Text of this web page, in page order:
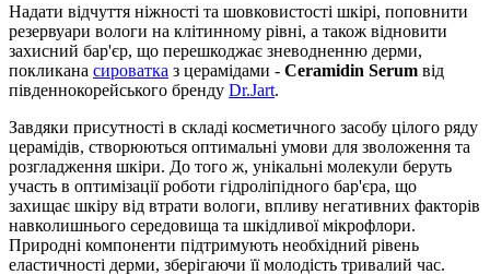
Надати відчуття ніжності та шовковистості шкірі, поповнити
резервуари вологи на клітинному рівні, а також відновити
захисний бар'єр, що перешкоджає зневодненню дерми,
покликана сироватка з церамідами - Ceramidin Serum від
південнокорейського бренду Dr.Jart.
Завдяки присутності в складі косметичного засобу цілого ряду
церамідів, створюються оптимальні умови для зволоження та
розгладження шкіри. До того ж, унікальні молекули беруть
участь в оптимізації роботи гідроліпідного бар'єра, що
захищає шкіру від втрати вологи, впливу негативних факторів
навколишнього середовища та шкідливої мікрофлори.
Природні компоненти підтримують необхідний рівень
еластичності дерми, зберігаючи її молодість тривалий час.